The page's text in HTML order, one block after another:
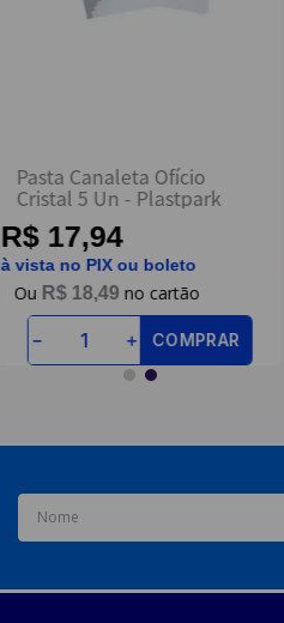
Pasta Canaleta Ofício
Cristal 5 Un - Plastpark
R$ 17,94
à vista no PIX ou boleto
R$ 18,49
＋
－ COMPRAR